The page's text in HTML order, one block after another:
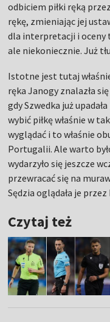
odbiciem piłki ręką
rękę, zmieniając jej
dla interpretacji i oceny
ale niekoniecznie. Już
Istotne jest tutaj
ręka Janogy znalazła
gdy Szwedka już
wybić piłkę właśnie w
wyglądać i to właśnie
Portugalii. Ale warto
wydarzyło się jeszcze
przewracać się na
Sędzia oglądała je
Czytaj też